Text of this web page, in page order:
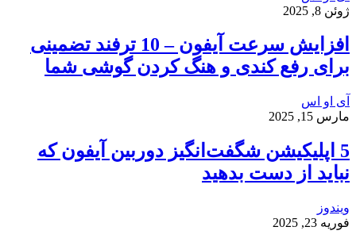
ژوئن 8, 2025
افزایش سرعت آیفون – 10 ترفند تضمینی
برای رفع کندی و هنگ کردن گوشی شما
آی او اس
مارس 15, 2025
5 اپلیکیشن شگفت‌انگیز دوربین آیفون که
نباید از دست بدهید
ویندوز
فوریه 23, 2025